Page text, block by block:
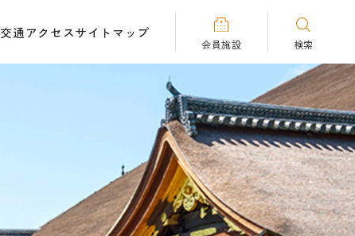
交通アクセスサイトマップ
会員施設 検索